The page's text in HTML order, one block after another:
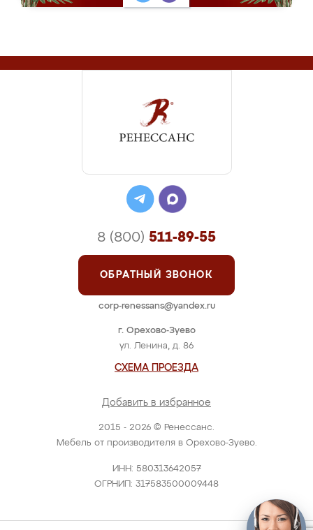
2015 - 2026 © Ренессанс.
Мебель от производителя в Орехово-Зуево.
ИНН: 580313642057
ОГРНИП: 317583500009448
г. Орехово-Зуево
ул. Ленина, д. 86
СХЕМА ПРОЕЗДА
Добавить в избранное
8 (800) 511-89-55
ОБРАТНЫЙ ЗВОНОК
corp-renessans@yandex.ru